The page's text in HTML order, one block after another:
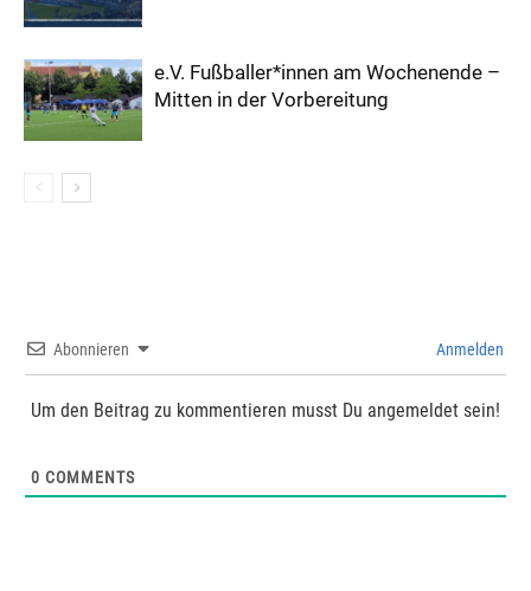
e.V. Fußballer*innen am Wochenende –
Mitten in der Vorbereitung
Abonnieren Anmelden
Um den Beitrag zu kommentieren musst Du angemeldet sein!
0 COMMENTS